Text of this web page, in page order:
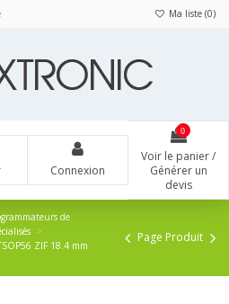
Ma liste (0)
Connexion
0
Voir le panier /
Générer un
devis
de
ZIF 18.4 mm
Page Produit